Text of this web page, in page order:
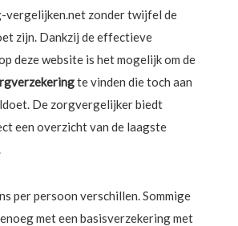
vergelijken.net zonder twijfel de
zijn. Dankzij de effectieve
deze website is het mogelijk om de
te vinden die toch aan
De zorgvergelijker biedt
een overzicht van de laagste
per persoon verschillen. Sommige
met een basisverzekering met